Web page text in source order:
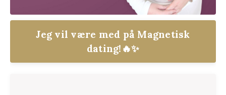
Jeg vil være med på Magnetisk
dating!🔥✨